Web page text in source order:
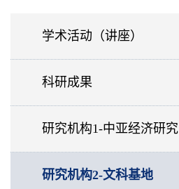
学术活动（讲座）
科研成果
研究机构1-中亚经济研究
研究机构2-文科基地